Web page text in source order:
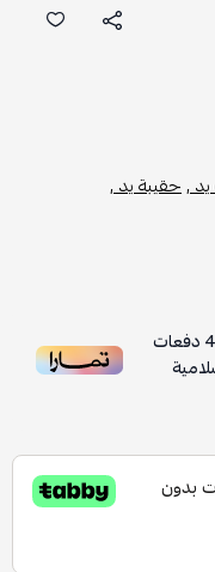
,حقيبة يد ,
4دفعات